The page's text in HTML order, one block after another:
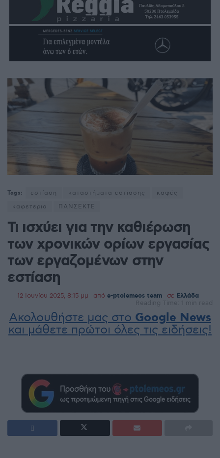
Tags: εστίαση καταστήματα εστίασης
καφές
καφετερια
ΠΑΝΣΕΚΤΕ
Τι ισχύει για την καθιέρωση
των χρονικών ορίων εργασίας
των εργαζομένων στην
εστίαση
12 Ιουνίου 2025, 8:15 μμ από e-ptolemeos team σε Ελλάδα
Reading Time: 1 min read
Ακολουθήστε μας στο Google News
και μάθετε πρώτοι όλες τις ειδήσεις!